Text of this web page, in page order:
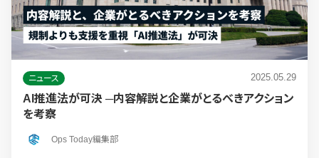
ニュース 2025.05.29
AI推進法が可決 ─内容解説と企業がとるべきアクション
を考察
Ops Today編集部